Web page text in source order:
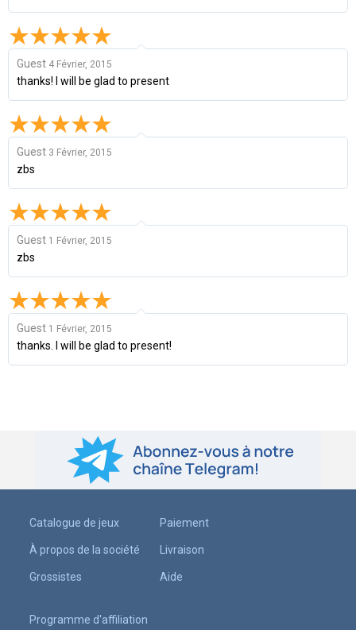
Guest 4 Février, 2015
thanks! I will be glad to present
Guest 3 Février, 2015
zbs
Guest 1 Février, 2015
zbs
Guest 1 Février, 2015
thanks. I will be glad to present!
Catalogue de jeux
À propos de la société
Grossistes
Paiement
Livraison
Aide
Programme d'affiliation